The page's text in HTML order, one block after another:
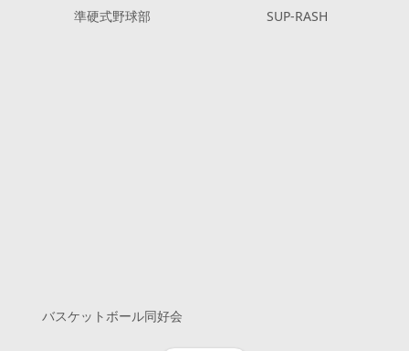
準硬式野球部 SUP-RASH
バスケットボール同好会